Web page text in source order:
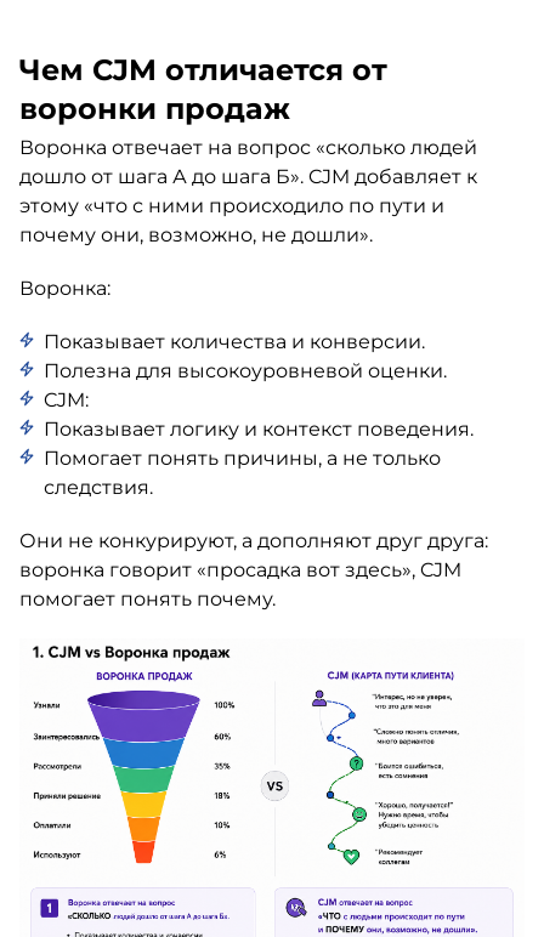
Чем CJM отличается от
воронки продаж
Воронка отвечает на вопрос «сколько людей
дошло от шага А до шага Б». CJM добавляет к
этому «что с ними происходило по пути и
почему они, возможно, не дошли».
Воронка:
Показывает количества и конверсии.
Полезна для высокоуровневой оценки.
CJM:
Показывает логику и контекст поведения.
Помогает понять причины, а не только
следствия.
Они не конкурируют, а дополняют друг друга:
воронка говорит «просадка вот здесь», CJM
помогает понять почему.